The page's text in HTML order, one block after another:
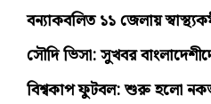
বন্যাকবলিত ১১ জেলায়
সৌদি ভিসা: সুখবর
বিশ্বকাপ ফুটবল: শুরু হলো